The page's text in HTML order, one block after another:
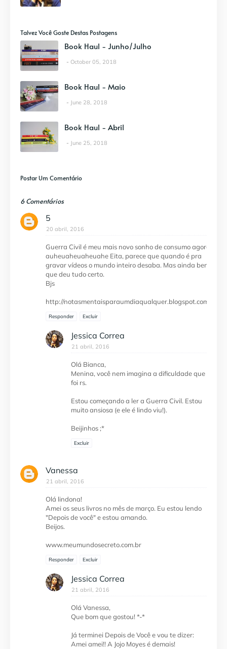
Talvez Você Goste Destas Postagens
Book Haul - Junho/Julho
October 05, 2018
Book Haul - Maio
June 28, 2018
Book Haul - Abril
June 25, 2018
Postar Um Comentário
6 Comentários
5
20 abril, 2016
Guerra Civil é meu mais novo sonho de consumo agora
auheuaheuaheuahe Eita, parece que quando é pra
gravar vídeos o mundo inteiro desaba. Mas ainda bem
que deu tudo certo.
Bjs
http://notasmentaisparaumdiaqualquer.blogspot.com/
Responder Excluir
Jessica Correa
21 abril, 2016
Olá Bianca,
Menina, você nem imagina a dificuldade que
foi rs.
Estou começando a ler a Guerra Civil. Estou
muito ansiosa (e ele é lindo viu!).
Beijinhos ;*
Excluir
Vanessa
21 abril, 2016
Olá lindona!
Amei os seus livros no mês de março. Eu estou lendo
"Depois de você" e estou amando.
Beijos.
www.meumundosecreto.com.br
Responder Excluir
Jessica Correa
21 abril, 2016
Olá Vanessa,
Que bom que gostou! *-*
Já terminei Depois de Você e vou te dizer:
Amei amei!! A Jojo Moyes é demais!